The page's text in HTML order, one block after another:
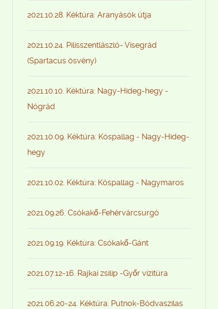
2021.10.28. Kéktúra: Aranyásók útja
2021.10.24. Pilisszentlászló- Visegrád
(Spartacus ösvény)
2021.10.10. Kéktúra: Nagy-Hideg-hegy -
Nógrád
2021.10.09. Kéktúra: Kóspallag - Nagy-Hideg-
hegy
2021.10.02. Kéktúra: Kóspallag - Nagymaros
2021.09.26. Csókakő-Fehérvárcsurgó
2021.09.19. Kéktúra: Csókakő-Gánt
2021.07.12-16. Rajkai zsilip -Győr vízitúra
2021.06.20-24. Kéktúra: Putnok-Bódvaszilas